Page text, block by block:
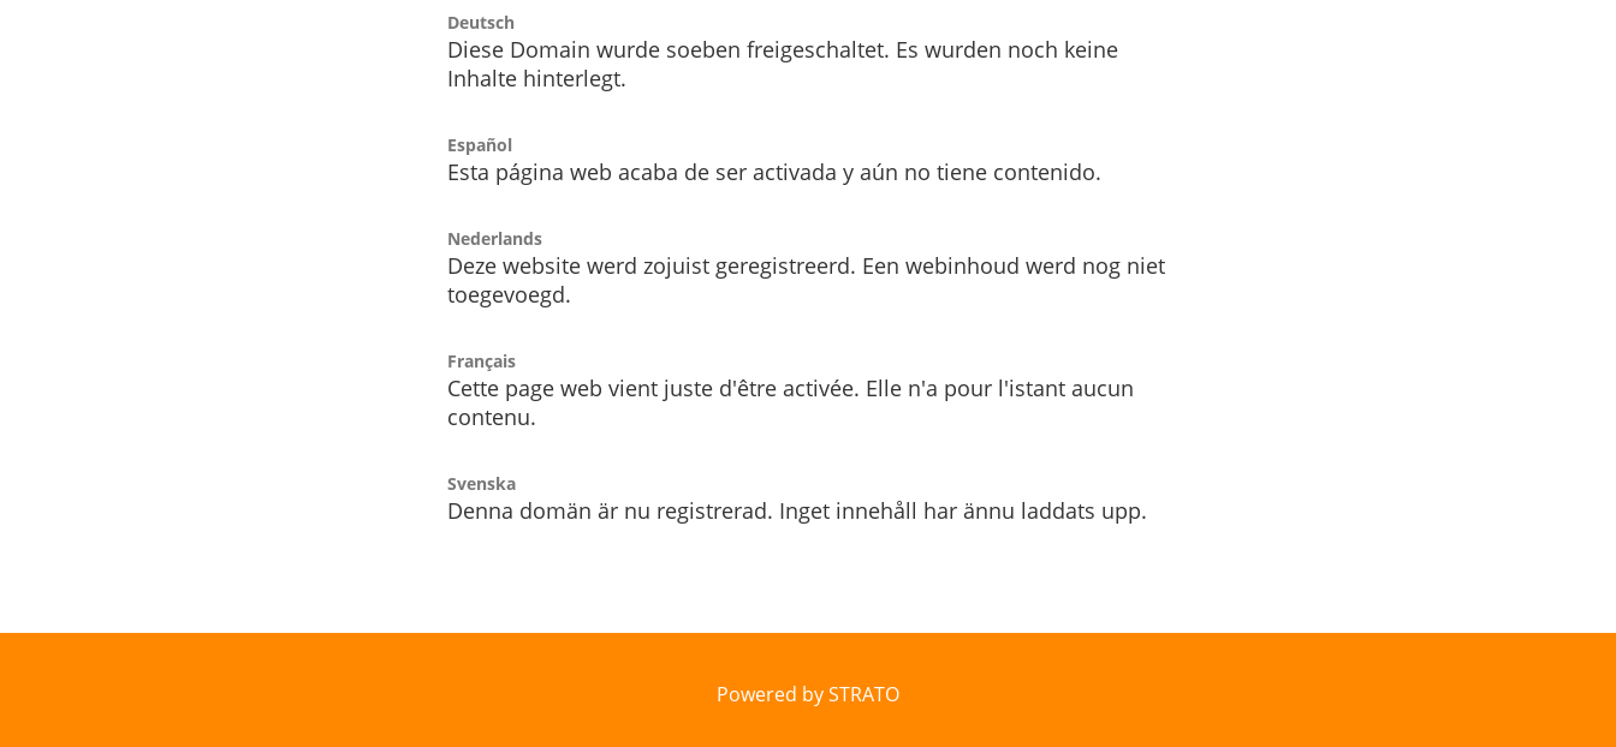
Deutsch
Diese Domain wurde soeben freigeschaltet. Es wurden noch keine
Inhalte hinterlegt.
Español
Esta página web acaba de ser activada y aún no tiene contenido.
Nederlands
Deze website werd zojuist geregistreerd. Een webinhoud werd nog niet
toegevoegd.
Français
Cette page web vient juste d'être activée. Elle n'a pour l'istant aucun
contenu.
Svenska
Denna domän är nu registrerad. Inget innehåll har ännu laddats upp.
Powered by STRATO